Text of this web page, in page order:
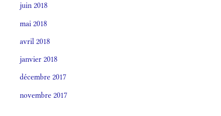
juin 2018
mai 2018
avril 2018
janvier 2018
décembre 2017
novembre 2017